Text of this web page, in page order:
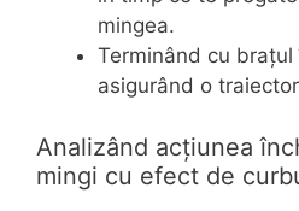
mingea.
Terminând cu
asigurând o
Analizând acțiunea
mingi cu efect de